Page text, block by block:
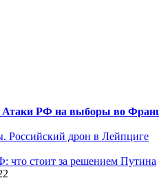
Атаки РФ на выборы во
Российский дрон в Лейпциге
что стоит за решением Путина